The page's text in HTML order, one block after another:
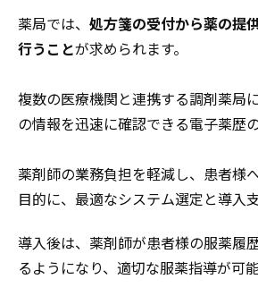
薬局では、 処方箋の受付から薬の提
行うことが求められます。
複数の医療機関と連携する調剤薬局
の情報を迅速に確認できる電子薬歴
薬剤師の業務負担を軽減し、患者様
目的に、最適なシステム選定と導入
導入後は、薬剤師が患者様の服薬履
るようになり、適切な服薬指導が可能